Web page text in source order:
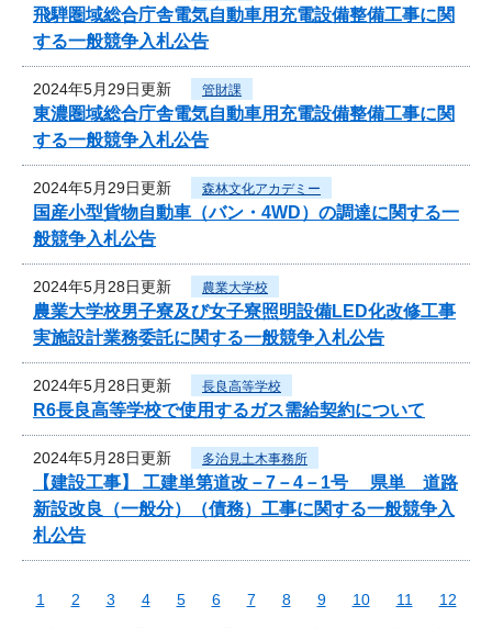
飛騨圏域総合庁舎電気自動車用充電設備整備工事に関
する一般競争入札公告
2024年5月29日更新 管財課
東濃圏域総合庁舎電気自動車用充電設備整備工事に関
する一般競争入札公告
2024年5月29日更新 森林文化アカデミー
国産小型貨物自動車（バン・4WD）の調達に関する一
般競争入札公告
2024年5月28日更新 農業大学校
農業大学校男子寮及び女子寮照明設備LED化改修工事
実施設計業務委託に関する一般競争入札公告
2024年5月28日更新 長良高等学校
R6長良高等学校で使用するガス需給契約について
2024年5月28日更新 多治見土木事務所
【建設工事】 工建単第道改－7－4－1号 県単 道路
新設改良（一般分）（債務）工事に関する一般競争入
札公告
1 2 3 4 5 6 7 8 9 10 11
12